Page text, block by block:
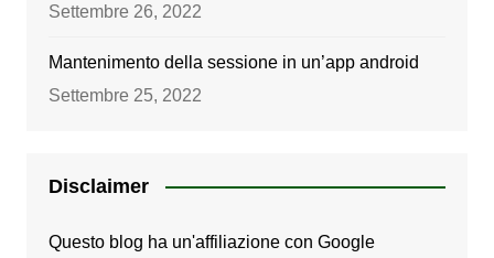
Settembre 26, 2022
Mantenimento della sessione in un’app android
Settembre 25, 2022
Disclaimer
Questo blog ha un'affiliazione con Google